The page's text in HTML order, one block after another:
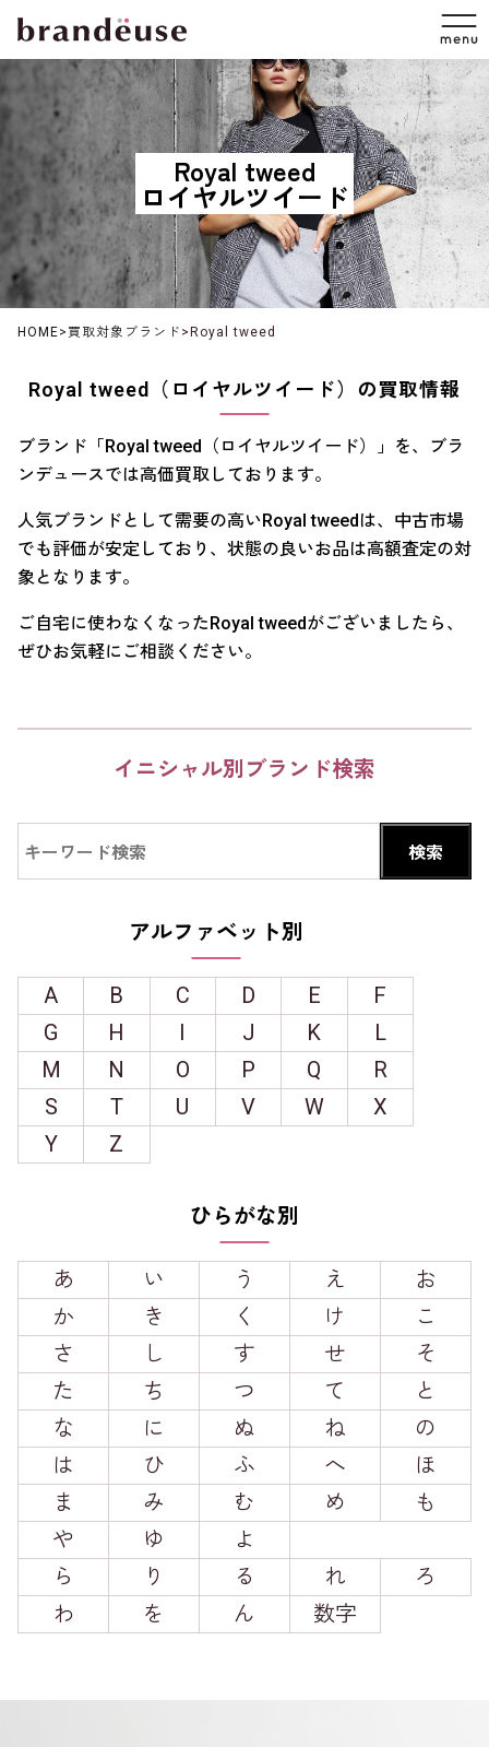
Royal tweed
ロイヤルツイード
HOME> 買取対象ブランド >Royal tweed
Royal tweed（ロイヤルツイード）の買取情報
ブランド「Royal tweed（ロイヤルツイード）」を、ブラ
ンデュースでは高価買取しております。
人気ブランドとして需要の高いRoyal tweedは、中古市場
でも評価が安定しており、状態の良いお品は高額査定の対
象となります。
ご自宅に使わなくなったRoyal tweedがございましたら、
ぜひお気軽にご相談ください。
イニシャル別ブランド検索
アルファベット別
A B C D E
F
G
H I J K
L
M
N O P Q
R
S
T U V W
X
Y
Z
ひらがな別
あ い う え
お
か
き く け
こ
さ
し す せ
そ
た
ち つ て
と
な
に ぬ ね
の
は
ひ ふ へ
ほ
ま
み む め
も
や
ゆ
よ
ら
り る れ
ろ
わ
を ん 数字